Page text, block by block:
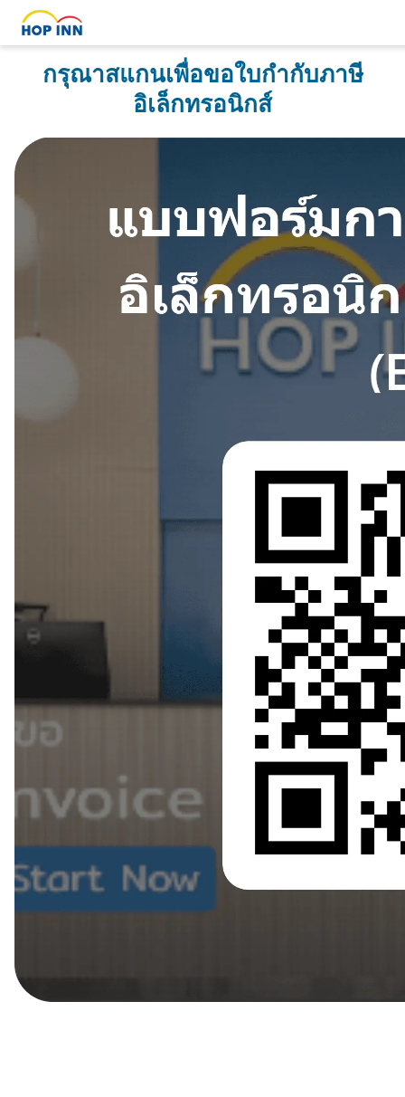
กรุณาสแกนเพื่อขอใบกำกับภาษี
อิเล็กทรอนิกส์